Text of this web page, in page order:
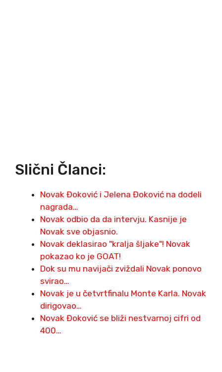
Slični Članci:
Novak Đoković i Jelena Đoković na dodeli
nagrada…
Novak odbio da da intervju. Kasnije je
Novak sve objasnio.
Novak deklasirao "kralja šljake"! Novak
pokazao ko je GOAT!
Dok su mu navijači zviždali Novak ponovo
svirao…
Novak je u četvrtfinalu Monte Karla. Novak
dirigovao…
Novak Đoković se bliži nestvarnoj cifri od
400…